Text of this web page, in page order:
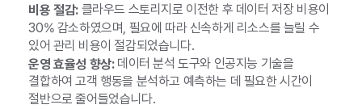
비용 절감:클라우드 스토리지로 이전한 후 데이터 저장 비용이
30% 감소하였으며, 필요에 따라 신속하게 리소스를 늘릴 수
있어 관리 비용이 절감되었습니다.
운영 효율성 향상:데이터 분석 도구와 인공지능 기술을
결합하여 고객 행동을 분석하고 예측하는 데 필요한 시간이
절반으로 줄어들었습니다.